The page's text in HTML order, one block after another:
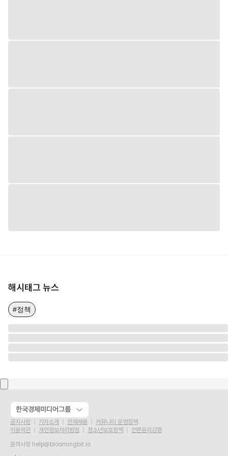
해시태그 뉴스
#정책
한국경제미디어그룹
공지사항 기자소개 인재채용
커뮤니티 운영정책
이용약관
개인정보처리방침 청소년보호정책
언론윤리강령
문의사항 help@bloomingbit.io